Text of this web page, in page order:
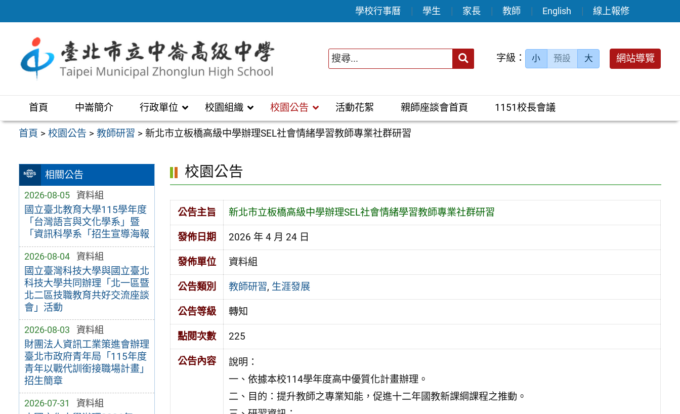
至
區
學校行事曆 學生 家長 教師 English 線上報修
送出 字級： 小 預設 大 網站導覽
首頁 中崙簡介 行政單位 校園組織 校園公告 活動花絮 親師座談會首頁 1151校長會議
首頁 >校園公告 >教師研習 >新北市立板橋高級中學辦理SEL社會情緒學習教師專業社群研習
相關公告
2026-08-05 資料組
國立臺北教育大學115學年度
「台灣語言與文化學系」暨
「資訊科學系「招生宣導海報
2026-08-04 資料組
國立臺灣科技大學與國立臺北
科技大學共同辦理「北一區暨
北二區技職教育共好交流座談
會」活動
2026-08-03 資料組
財團法人資訊工業策進會辦理
臺北市政府青年局「115年度
青年以戰代訓銜接職場計畫」
招生簡章
2026-07-31 資料組
校園公告
公告主旨 新北市立板橋高級中學辦理SEL社會情緒學習教師專業社群研習
發佈日期 2026 年 4 月 24 日
發佈單位 資料組
公告類別 教師研習, 生涯發展
公告等級 轉知
點閱次數 225
公告內容
說明：
一、依據本校114學年度高中優質化計畫辦理。
二、目的：提升教師之專業知能，促進十二年國教新課綱課程之推動。